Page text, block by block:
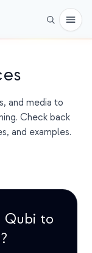
and media to
Check back
and examples.
Qubi to